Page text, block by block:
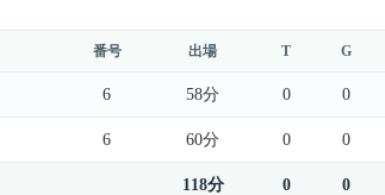
番号 出場 T G
6 58分 0 0
6 60分 0 0
118分 0 0